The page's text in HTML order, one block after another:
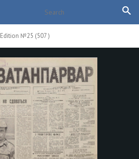
№25 (507 )